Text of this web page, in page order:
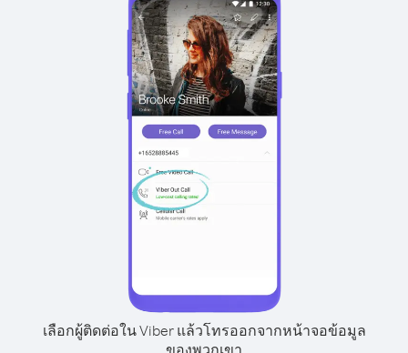
เลือกผู้ติดต่อใน Viber แล้วโทรออกจากหน้าจอข้อมูล
ของพวกเขา